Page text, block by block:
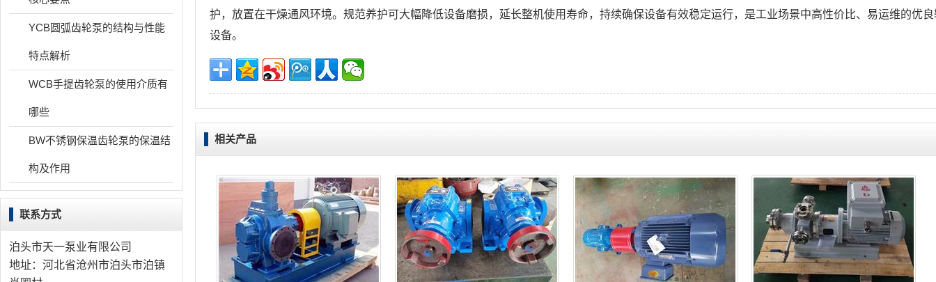
护，放置在干燥通风环境。规范养护可大幅降低设备磨损，延长整机使用寿命，持续确保设备有效稳定运行，是工业场景中高性价比、易运维的优
设备。
相关产品
YCB圆弧齿轮泵的结构与性能
特点解析
WCB手提齿轮泵的使用介质有
哪些
BW不锈钢保温齿轮泵的保温结
构及作用
联系方式
泊头市天一泵业有限公司
地址：河北省沧州市泊头市泊镇